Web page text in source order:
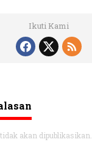
Ikuti Kami
akan dipublikasikan.